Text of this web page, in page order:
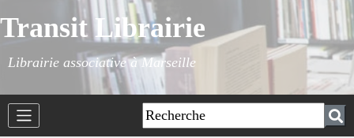
Transit Librairie
Librairie associative à Marseille